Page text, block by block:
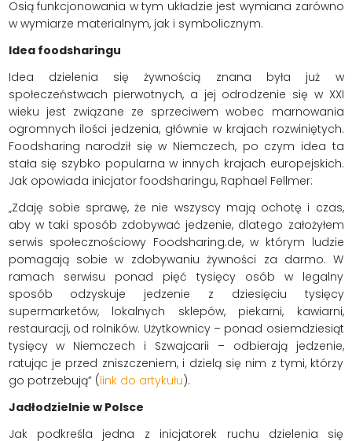
Osią funkcjonowania w tym układzie jest wymiana zarówno
w wymiarze materialnym, jak i symbolicznym.
Idea foodsharingu
Idea dzielenia się żywnością znana była już w
społeczeństwach pierwotnych, a jej odrodzenie się w XXI
wieku jest związane ze sprzeciwem wobec marnowania
ogromnych ilości jedzenia, głównie w krajach rozwiniętych.
Foodsharing narodził się w Niemczech, po czym idea ta
stała się szybko popularna w innych krajach europejskich.
Jak opowiada inicjator foodsharingu, Raphael Fellmer:
„Zdaję sobie sprawę, że nie wszyscy mają ochotę i czas,
aby w taki sposób zdobywać jedzenie, dlatego założyłem
serwis społecznościowy Foodsharing.de, w którym ludzie
pomagają sobie w zdobywaniu żywności za darmo. W
ramach serwisu ponad pięć tysięcy osób w legalny
sposób odzyskuje jedzenie z dziesięciu tysięcy
supermarketów, lokalnych sklepów, piekarni, kawiarni,
restauracji, od rolników. Użytkownicy – ponad osiemdziesiąt
tysięcy w Niemczech i Szwajcarii – odbierają jedzenie,
ratując je przed zniszczeniem, i dzielą się nim z tymi, którzy
go potrzebują” (link do artykułu).
Jadłodzielnie w Polsce
Jak podkreśla jedna z inicjatorek ruchu dzielenia się